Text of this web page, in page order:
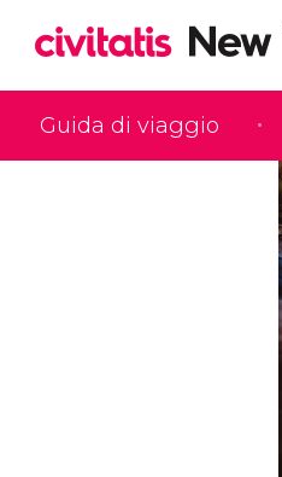
Guida di viaggio